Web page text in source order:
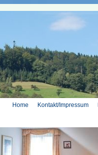
Home Kontakt/Impressum